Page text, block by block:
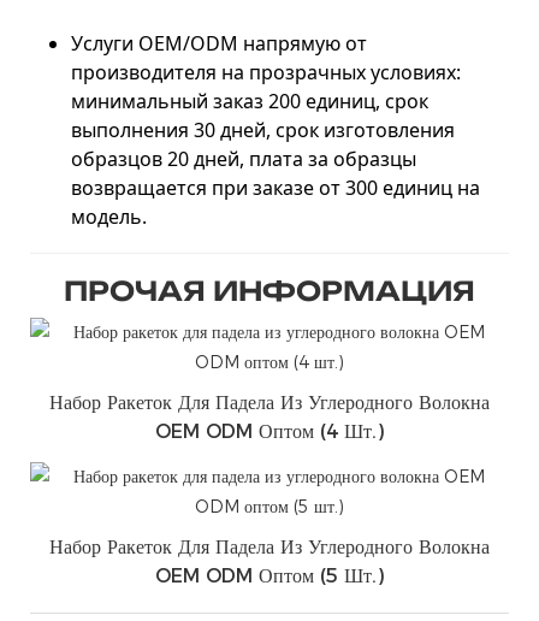
Услуги OEM/ODM напрямую от
производителя на прозрачных условиях:
минимальный заказ 200 единиц, срок
выполнения 30 дней, срок изготовления
образцов 20 дней, плата за образцы
возвращается при заказе от 300 единиц на
модель.
ПРОЧАЯ ИНФОРМАЦИЯ
Набор Ракеток Для Падела Из Углеродного Волокна
OEM ODM Оптом (4 Шт.)
Набор Ракеток Для Падела Из Углеродного Волокна
OEM ODM Оптом (5 Шт.)